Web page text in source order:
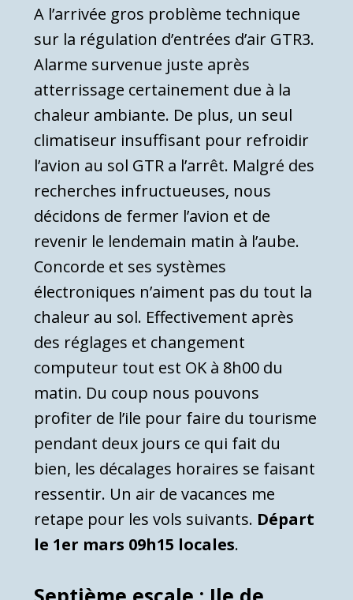
A l’arrivée gros problème technique
sur la régulation d’entrées d’air GTR3.
Alarme survenue juste après
atterrissage certainement due à la
chaleur ambiante. De plus, un seul
climatiseur insuffisant pour refroidir
l’avion au sol GTR a l’arrêt. Malgré des
recherches infructueuses, nous
décidons de fermer l’avion et de
revenir le lendemain matin à l’aube.
Concorde et ses systèmes
électroniques n’aiment pas du tout la
chaleur au sol. Effectivement après
des réglages et changement
computeur tout est OK à 8h00 du
matin. Du coup nous pouvons
profiter de l’ile pour faire du tourisme
pendant deux jours ce qui fait du
bien, les décalages horaires se faisant
ressentir. Un air de vacances me
retape pour les vols suivants. Départ
le 1er mars 09h15 locales.